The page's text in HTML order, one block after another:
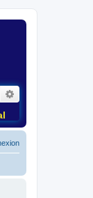
Rechercher